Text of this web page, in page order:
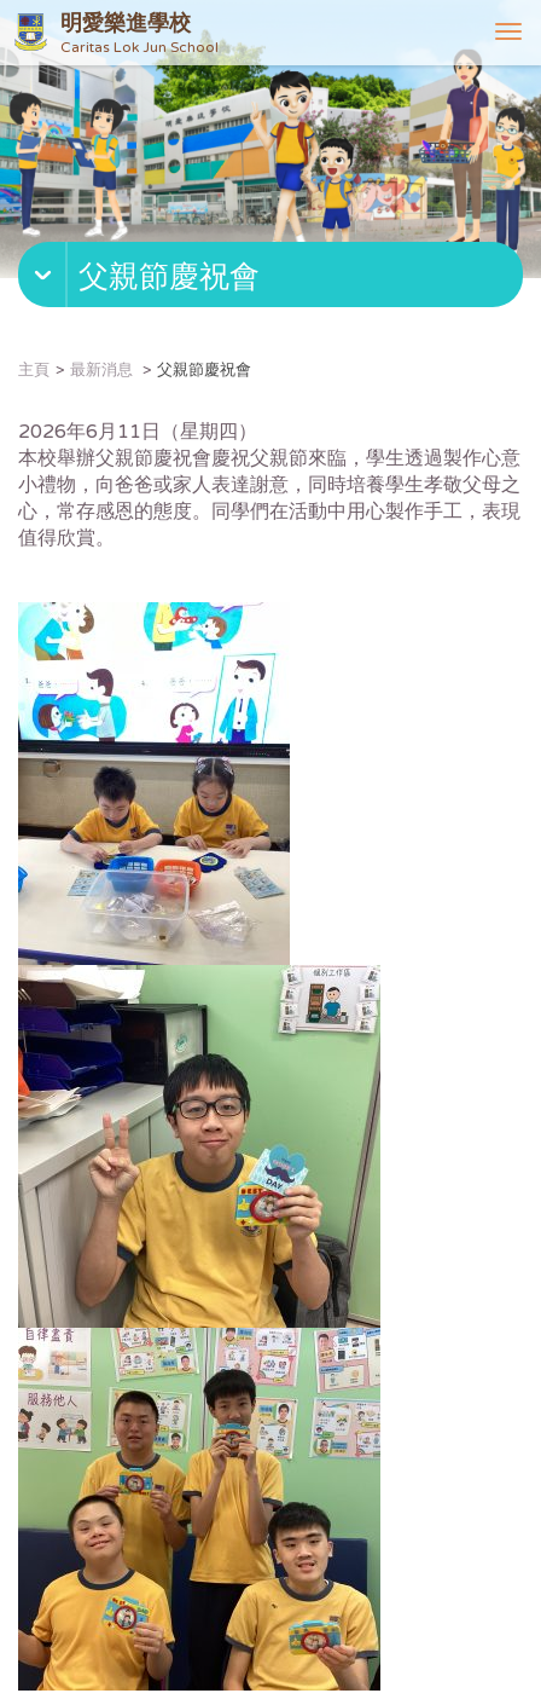
明愛樂進學校
Caritas Lok Jun School
T
o
g
g
l
e
n
v
g
父親節慶祝會
主頁 最新消息 父親節慶祝會
2026年6月11日（星期四）
本校舉辦父親節慶祝會慶祝父親節來臨，學生透過製作心意
小禮物，向爸爸或家人表達謝意，同時培養學生孝敬父母之
心，常存感恩的態度。同學們在活動中用心製作手工，表現
值得欣賞。